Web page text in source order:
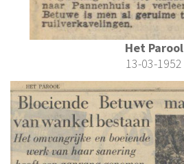
Het Parool
13-03-1952